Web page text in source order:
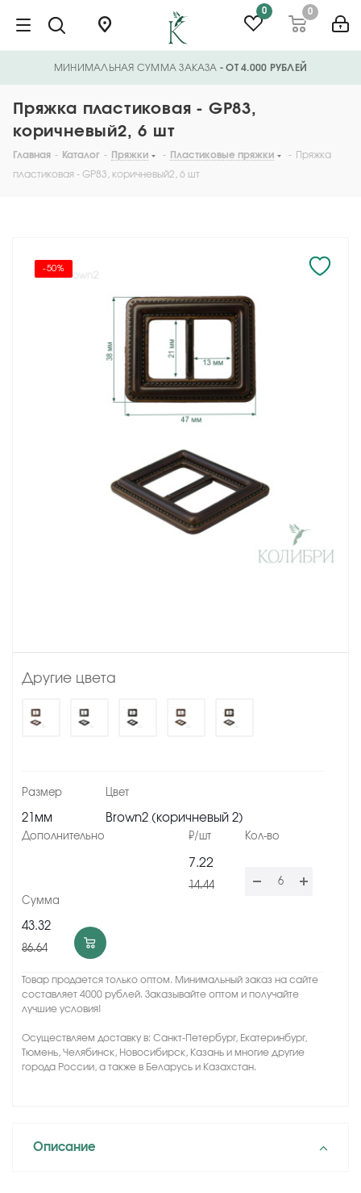
0 0
МИНИМАЛЬНАЯ СУММА ЗАКАЗА - ОТ 4.000 РУБЛЕЙ
Пряжка пластиковая - GP83,
коричневый2, 6 шт
Главная - Каталог - Пряжки - Пластиковые пряжки - Пряжка
пластиковая - GP83, коричневый2, 6 шт
-50%
Другие цвета
21мм Brown2 (коричневый 2)
7.22
14.44
43.32
86.64
Товар продается только оптом. Минимальный заказ на сайте
составляет 4000 рублей. Заказывайте оптом и получайте
лучшие условия!
Осуществляем доставку в: Санкт-Петербург, Екатеринбург,
Тюмень, Челябинск, Новосибирск, Казань и многие другие
города России, а также в Беларусь и Казахстан.
Описание